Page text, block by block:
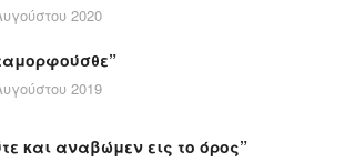
2020
2019
και αναβώμεν εις το όρος”